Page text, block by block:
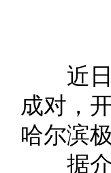
近日
成对，
哈尔滨
据介